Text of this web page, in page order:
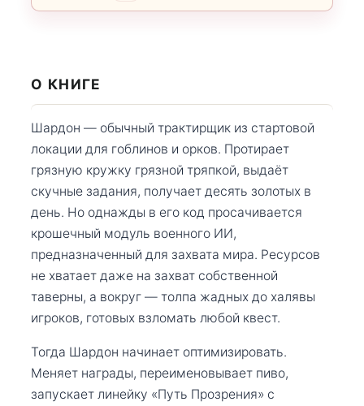
О КНИГЕ
Шардон — обычный трактирщик из стартовой
локации для гоблинов и орков. Протирает
грязную кружку грязной тряпкой, выдаёт
скучные задания, получает десять золотых в
день. Но однажды в его код просачивается
крошечный модуль военного ИИ,
предназначенный для захвата мира. Ресурсов
не хватает даже на захват собственной
таверны, а вокруг — толпа жадных до халявы
игроков, готовых взломать любой квест.
Тогда Шардон начинает оптимизировать.
Меняет награды, переименовывает пиво,
запускает линейку «Путь Прозрения» с